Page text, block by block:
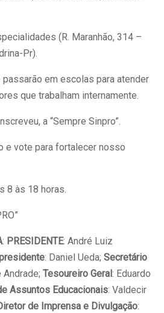
(R. Maranhão, 314 –
Pr).
em escolas para atender
que trabalham internamente.
a “Sempre Sinpro”.
e vote para fortalecer nosso
8 às 18 horas.
: PRESIDENTE: André Luiz
: Daniel Ueda; Secretário
Tesoureiro Geral : Eduardo
Assuntos Educacionais: Valdecir
de Imprensa e Divulgação: